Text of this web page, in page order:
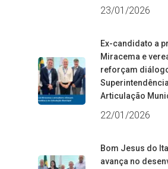
23/01/2026
Ex-candidato a
Miracema e
reforçam
Articulação
22/01/2026
Bom Jesus do
avança no